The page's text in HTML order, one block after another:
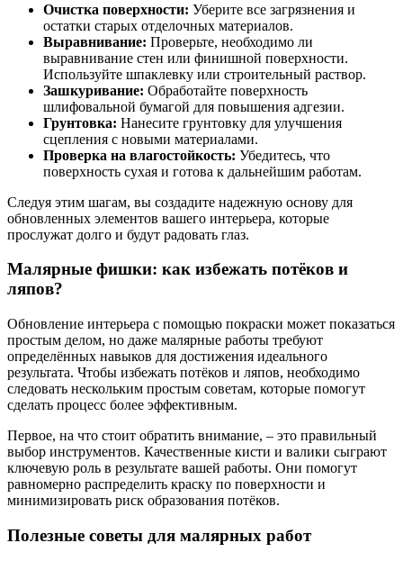
Очистка поверхности: Уберите все загрязнения и
остатки старых отделочных материалов.
Выравнивание: Проверьте, необходимо ли
выравнивание стен или финишной поверхности.
Используйте шпаклевку или строительный раствор.
Зашкуривание: Обработайте поверхность
шлифовальной бумагой для повышения адгезии.
Грунтовка: Нанесите грунтовку для улучшения
сцепления с новыми материалами.
Проверка на влагостойкость: Убедитесь, что
поверхность сухая и готова к дальнейшим работам.
Следуя этим шагам, вы создадите надежную основу для
обновленных элементов вашего интерьера, которые
прослужат долго и будут радовать глаз.
Малярные фишки: как избежать потёков и
ляпов?
Обновление интерьера с помощью покраски может показаться
простым делом, но даже малярные работы требуют
определённых навыков для достижения идеального
результата. Чтобы избежать потёков и ляпов, необходимо
следовать нескольким простым советам, которые помогут
сделать процесс более эффективным.
Первое, на что стоит обратить внимание, – это правильный
выбор инструментов. Качественные кисти и валики сыграют
ключевую роль в результате вашей работы. Они помогут
равномерно распределить краску по поверхности и
минимизировать риск образования потёков.
Полезные советы для малярных работ